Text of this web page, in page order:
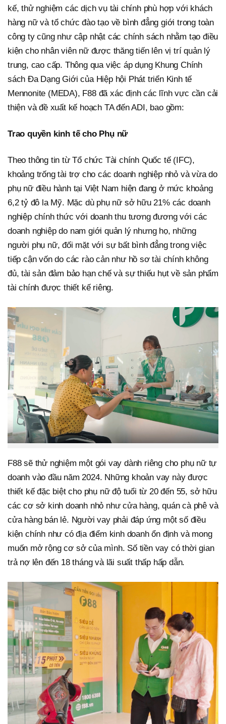
kế, thử nghiệm các dịch vụ tài chính phù hợp với khách
hàng nữ và tổ chức đào tạo về bình đẳng giới trong toàn
công ty cũng như cập nhật các chính sách nhằm tạo điều
kiện cho nhân viên nữ được thăng tiến lên vị trí quản lý
trung, cao cấp. Thông qua việc áp dụng Khung Chính
sách Đa Dạng Giới của Hiệp hội Phát triển Kinh tế
Mennonite (MEDA), F88 đã xác định các lĩnh vực cần cải
thiện và đề xuất kế hoạch TA đến ADI, bao gồm:
Trao quyền kinh tế cho Phụ nữ
Theo thông tin từ Tổ chức Tài chính Quốc tế (IFC),
khoảng trống tài trợ cho các doanh nghiệp nhỏ và vừa do
phụ nữ điều hành tại Việt Nam hiện đang ở mức khoảng
6,2 tỷ đô la Mỹ. Mặc dù phụ nữ sở hữu 21% các doanh
nghiệp chính thức với doanh thu tương đương với các
doanh nghiệp do nam giới quản lý nhưng họ, những
người phụ nữ, đối mặt với sự bất bình đẳng trong việc
tiếp cận vốn do các rào cản như hồ sơ tài chính không
đủ, tài sản đảm bảo hạn chế và sự thiếu hụt về sản phẩm
tài chính được thiết kế riêng.
F88 sẽ thử nghiệm một gói vay dành riêng cho phụ nữ tự
doanh vào đầu năm 2024. Những khoản vay này được
thiết kế đặc biệt cho phụ nữ độ tuổi từ 20 đến 55, sở hữu
các cơ sở kinh doanh nhỏ như cửa hàng, quán cà phê và
cửa hàng bán lẻ. Người vay phải đáp ứng một số điều
kiện chính như có địa điểm kinh doanh ổn định và mong
muốn mở rộng cơ sở của mình. Số tiền vay có thời gian
trả nợ lên đến 18 tháng và lãi suất thấp hấp dẫn.